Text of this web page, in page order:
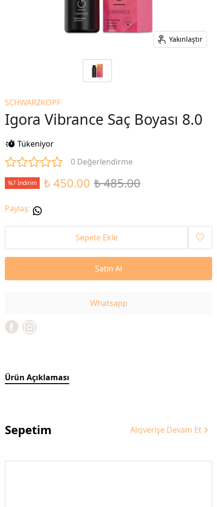
Yakınlaştır
SCHWARZKOPF
Igora Vibrance Saç Boyası 8.0
Tükeniyor
0 Değerlendirme
%7 İndirim ₺ 450.00 ₺ 485.00
Paylaş:
Sepete Ekle
Satın Al
Whatsapp
Ürün Açıklaması
Sepetim Alışverişe Devam Et